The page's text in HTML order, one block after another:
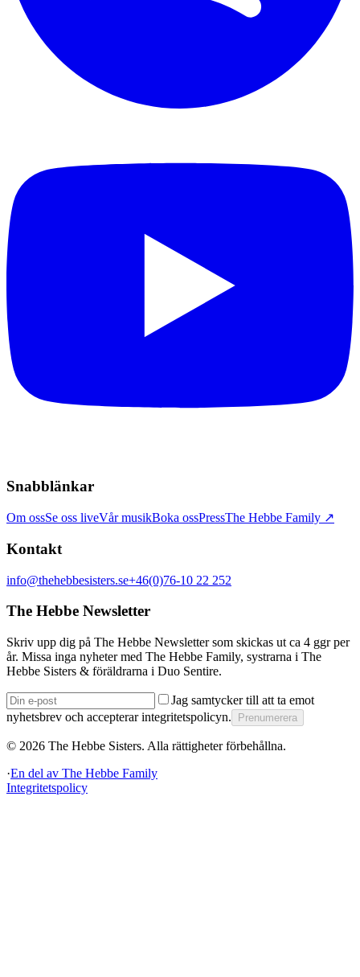
Snabblänkar
Om ossSe oss liveVår musikBoka ossPressThe Hebbe Family ↗
Kontakt
info@thehebbesisters.se+46(0)76-10 22 252
The Hebbe Newsletter
Skriv upp dig på The Hebbe Newsletter som skickas ut ca 4 ggr per
år. Missa inga nyheter med The Hebbe Family, systrarna i The
Hebbe Sisters & föräldrarna i Duo Sentire.
Jag samtycker till att ta emot
nyhetsbrev och accepterar integritetspolicyn.
Prenumerera
© 2026 The Hebbe Sisters. Alla rättigheter förbehållna.
·En del av The Hebbe Family
Integritetspolicy